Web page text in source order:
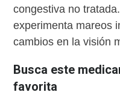
congestiva no
experimenta mareos
cambios en la visión
Busca este
favorita